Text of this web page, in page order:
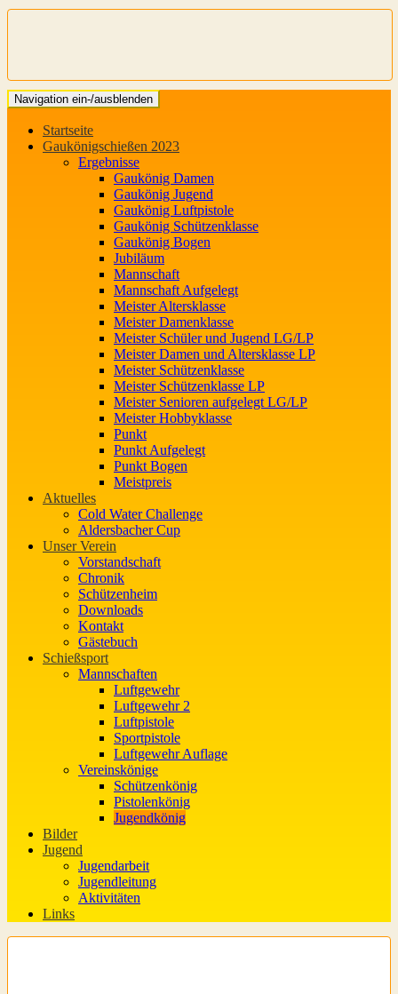
Navigation ein-/ausblenden
Startseite
Gaukönigschießen 2023
Ergebnisse
Gaukönig Damen
Gaukönig Jugend
Gaukönig Luftpistole
Gaukönig Schützenklasse
Gaukönig Bogen
Jubiläum
Mannschaft
Mannschaft Aufgelegt
Meister Altersklasse
Meister Damenklasse
Meister Schüler und Jugend LG/LP
Meister Damen und Altersklasse LP
Meister Schützenklasse
Meister Schützenklasse LP
Meister Senioren aufgelegt LG/LP
Meister Hobbyklasse
Punkt
Punkt Aufgelegt
Punkt Bogen
Meistpreis
Aktuelles
Cold Water Challenge
Aldersbacher Cup
Unser Verein
Vorstandschaft
Chronik
Schützenheim
Downloads
Kontakt
Gästebuch
Schießsport
Mannschaften
Luftgewehr
Luftgewehr 2
Luftpistole
Sportpistole
Luftgewehr Auflage
Vereinskönige
Schützenkönig
Pistolenkönig
Jugendkönig
Bilder
Jugend
Jugendarbeit
Jugendleitung
Aktivitäten
Links